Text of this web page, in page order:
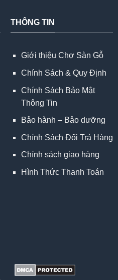
THÔNG TIN
Giới thiệu Chợ Sàn Gỗ
Chính Sách & Quy Định
Chính Sách Bảo Mật
Thông Tin
Bảo hành – Bảo dưỡng
Chính Sách Đổi Trả Hàng
Chính sách giao hàng
Hình Thức Thanh Toán